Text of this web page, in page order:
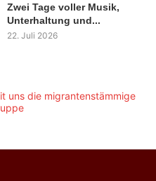
Zwei Tage voller Musik,
Unterhaltung und...
22. Juli 2026